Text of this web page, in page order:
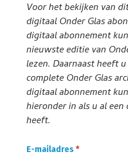
Voor het bekijken van
digitaal Onder Glas
digitaal abonnement
nieuwste editie van
lezen. Daarnaast heeft
complete Onder Glas
digitaal abonnement
hieronder in als u al
heeft.
Onder
E-mailadres *